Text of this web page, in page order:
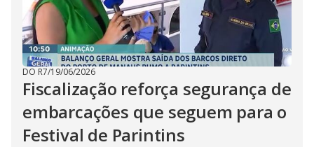
DO R7/19/06/2026
Fiscalização reforça segurança de
embarcações que seguem para o
Festival de Parintins